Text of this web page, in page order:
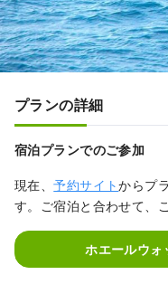
プランの詳細
宿泊プランでのご参加
現在、予約サイトからプ
す。ご宿泊と合わせて、
ホエールウォ